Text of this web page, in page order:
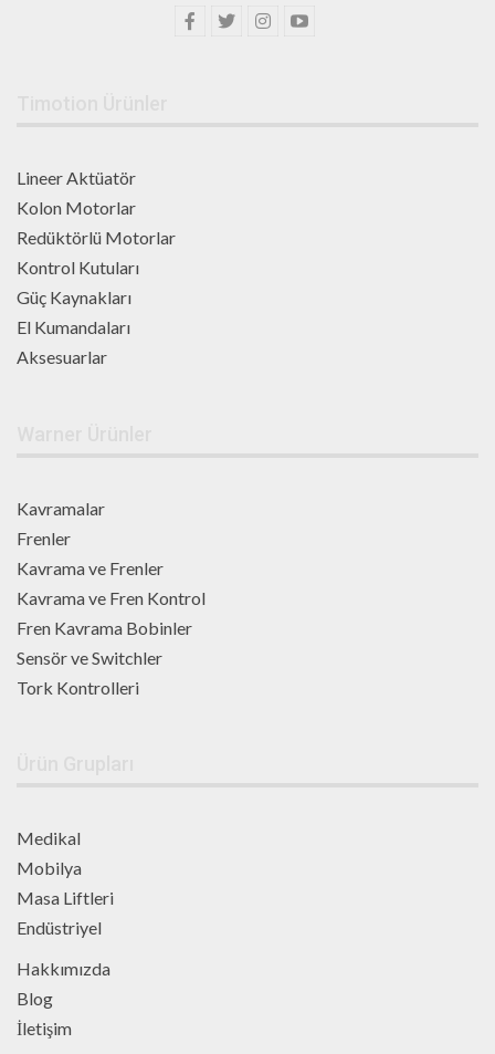
Lineer Aktüatör
Kolon Motorlar
Redüktörlü Motorlar
Kontrol Kutuları
Güç Kaynakları
El Kumandaları
Aksesuarlar
Kavramalar
Frenler
Kavrama ve Frenler
Kavrama ve Fren Kontrol
Fren Kavrama Bobinler
Sensör ve Switchler
Tork Kontrolleri
Medikal
Mobilya
Masa Liftleri
Endüstriyel
Hakkımızda
Blog
İletişim